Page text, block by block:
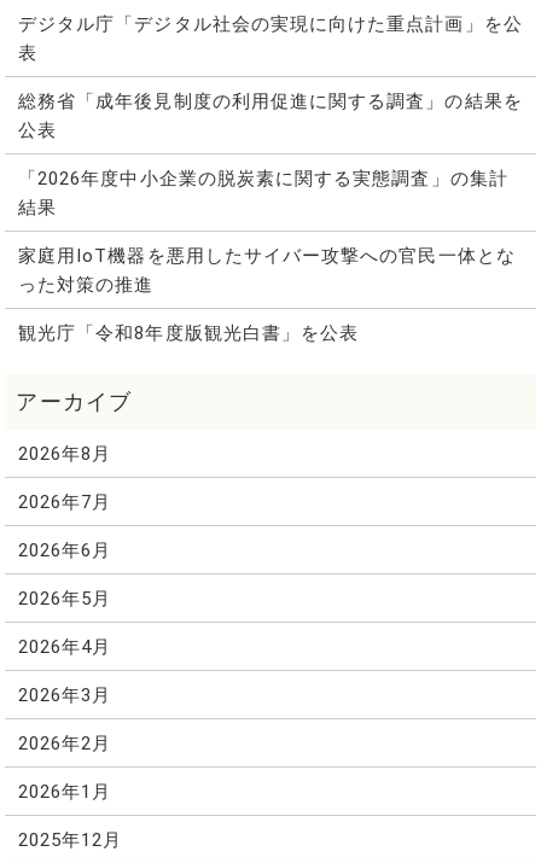
デジタル庁「デジタル社会の実現に向けた重点計画」を公
表
総務省「成年後見制度の利用促進に関する調査」の結果を
公表
「2026年度中小企業の脱炭素に関する実態調査」の集計
結果
家庭用IoT機器を悪用したサイバー攻撃への官民一体とな
った対策の推進
観光庁「令和8年度版観光白書」を公表
2026年8月
2026年7月
2026年6月
2026年5月
2026年4月
2026年3月
2026年2月
2026年1月
2025年12月